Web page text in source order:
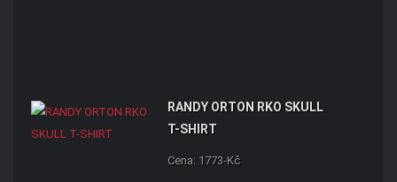
RANDY ORTON RKO SKULL
T-SHIRT
Cena: 1773-Kč